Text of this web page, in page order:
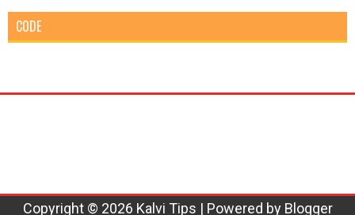
CODE
Copyright © 2026 Kalvi Tips | Powered by Blogger